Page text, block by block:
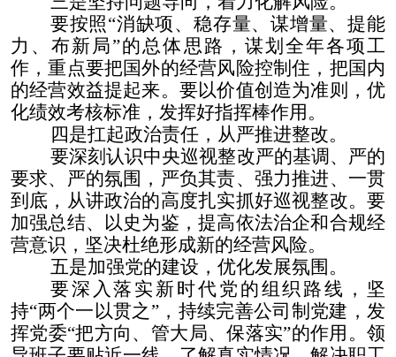
要按照“消缺项、稳存量、谋增量、提能
力、布新局”的总体思路，谋划全年各项工
作，重点要把国外的经营风险控制住，把国内
的经营效益提起来。要以价值创造为准则，优
化绩效考核标准，发挥好指挥棒作用。
四是扛起政治责任，从严推进整改。
要深刻认识中央巡视整改严的基调、严的
要求、严的氛围，严负其责、强力推进、一贯
到底，从讲政治的高度扎实抓好巡视整改。要
加强总结、以史为鉴，提高依法治企和合规经
营意识，坚决杜绝形成新的经营风险。
五是加强党的建设，优化发展氛围。
要深入落实新时代党的组织路线，坚
持“两个一以贯之”，持续完善公司制党建，发
挥党委“把方向、管大局、保落实”的作用。领